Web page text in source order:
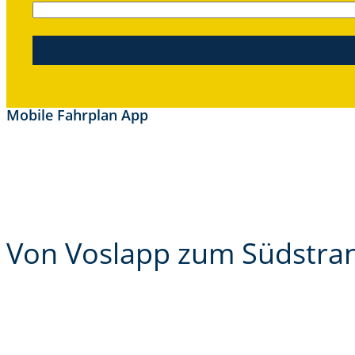
Mobile Fahrplan App
Von Voslapp zum